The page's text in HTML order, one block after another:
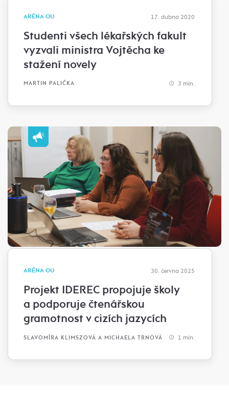
ARÉNA OU 17. dubna 2020
Studenti všech lékařských fakult
vyzvali ministra Vojtěcha ke
stažení novely
MARTIN PALIČKA 3 min.
ARÉNA OU 30. června 2025
Projekt IDEREC propojuje školy
a podporuje čtenářskou
gramotnost v cizích jazycích
SLAVOMÍRA KLIMSZOVÁ A MICHAELA TRNOVÁ 1 min.